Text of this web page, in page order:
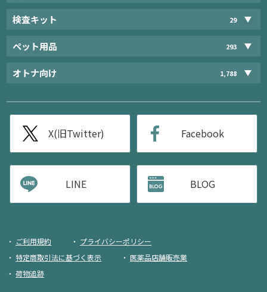
検査キット 29
ペット用品 293
オトナ向け 1,788
X(旧Twitter) Facebook
LINE BLOG
ご利用規約
プライバシーポリシー
特定商取引法に基づく表示
医薬品店舗販売業
荷物追跡